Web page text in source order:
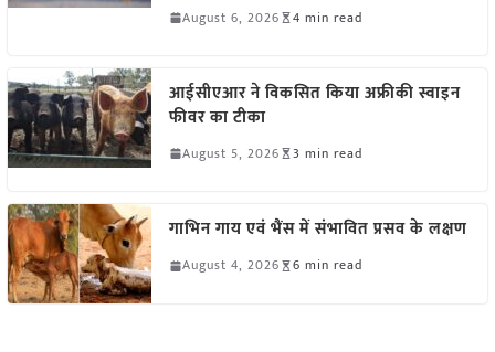
August 6, 2026 4 min read
आईसीएआर ने विकसित किया अफ्रीकी स्वाइन
फीवर का टीका
August 5, 2026 3 min read
गाभिन गाय एवं भैंस में संभावित प्रसव के लक्षण
August 4, 2026 6 min read